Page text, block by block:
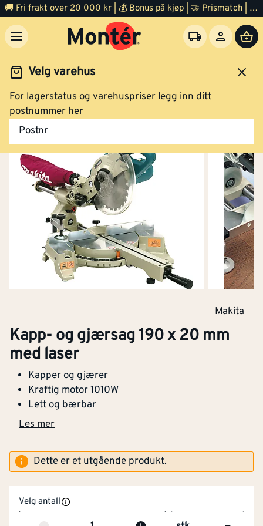
🚚 Fri frakt over 20 000 kr | 💰 Bonus på kjøp | 🤝 Prismatch | ⭐ 100% fornøyd garanti | 🏪 140 byggevarehus
Velg varehus
For lagerstatus og varehuspriser legg inn ditt
postnummer her
Postnr
Verktøy El verktøy
Makita
Kapp- og gjærsag 190 x 20 mm
med laser
Kapper og gjærer
Kraftig motor 1010W
Lett og bærbar
Les mer
Dette er et utgående produkt.
Velg antall